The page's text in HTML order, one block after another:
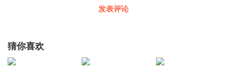
要把谦虚当成经验，那些优秀的父母，即使他告诉你“我们
合人的成长规律。
教育永远是累的，是笨功夫，是２０多年的长征，没有走完
发表评论
猜你喜欢